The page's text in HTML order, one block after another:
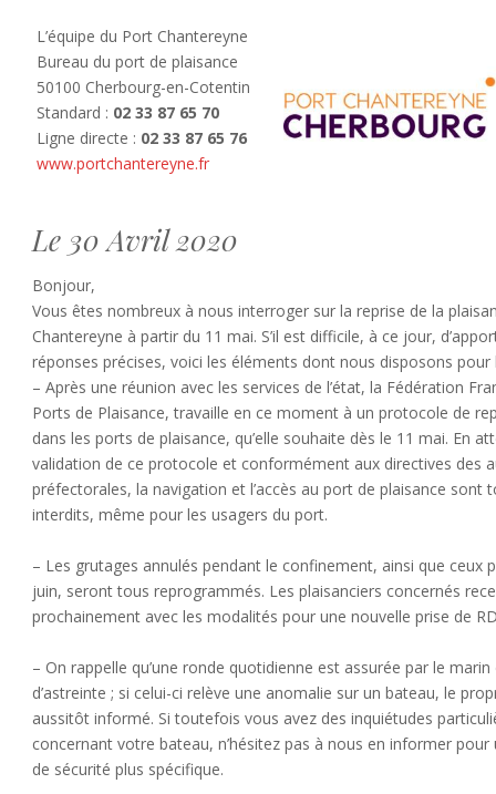
L’équipe du Port Chantereyne
Bureau du port de plaisance
50100 Cherbourg-en-Cotentin
Standard : 02 33 87 65 70
Ligne directe : 02 33 87 65 76
www.portchantereyne.fr
Le 30 Avril 2020
Bonjour,
Vous êtes nombreux à nous interroger sur la reprise de la
Chantereyne à partir du 11 mai. S’il est difficile, à ce jour,
réponses précises, voici les éléments dont nous disposons
– Après une réunion avec les services de l’état, la Fédération
Ports de Plaisance, travaille en ce moment à un protocole de
dans les ports de plaisance, qu’elle souhaite dès le 11 mai. En
validation de ce protocole et conformément aux directives des
préfectorales, la navigation et l’accès au port de plaisance sont
interdits, même pour les usagers du port.
– Les grutages annulés pendant le confinement, ainsi que ceux
juin, seront tous reprogrammés. Les plaisanciers concernés
prochainement avec les modalités pour une nouvelle prise de
– On rappelle qu’une ronde quotidienne est assurée par le
d’astreinte ; si celui-ci relève une anomalie sur un bateau, le
aussitôt informé. Si toutefois vous avez des inquiétudes
concernant votre bateau, n’hésitez pas à nous en informer
de sécurité plus spécifique.